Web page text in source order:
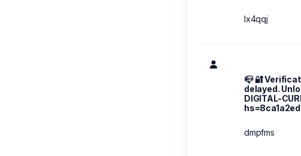
lx4qqj
📪 🔐
delayed.
DIGITAL-
dmpfms